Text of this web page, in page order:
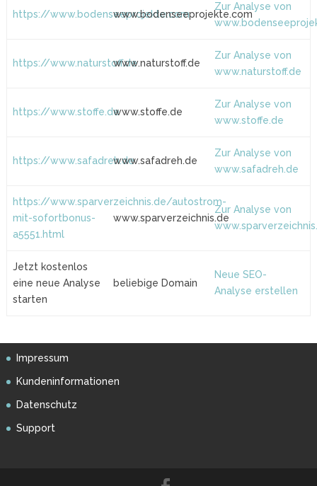
https://www.bodenseeprojekte.com
www.bodenseeprojekte.com
Zur Analyse von
https://www.naturstoff.dewww.naturstoff.de
Zur Analyse von
www.naturstoff.de
https://www.stoffe.dewww.stoffe.de
Zur Analyse von
www.stoffe.de
https://www.safadreh.dewww.safadreh.de
Zur Analyse von
www.safadreh.de
https://www.sparverzeichnis.de/autostrom-
mit-sofortbonus-
a5551.html
www.sparverzeichnis.de
Zur Analyse von
Jetzt kostenlos
eine neue Analyse
starten
beliebige Domain
Neue SEO-
Analyse erstellen
Impressum
Kundeninformationen
Datenschutz
Support